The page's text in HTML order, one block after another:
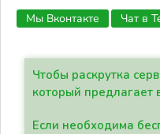
Мы Вконтакте Чат в
Чтобы раскрутка
который предлагает
Если необходима